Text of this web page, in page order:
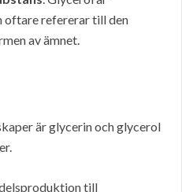
oftare refererar till den
av ämnet.
är glycerin och glycerol
till